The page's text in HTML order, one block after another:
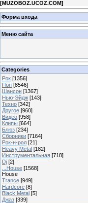
[MUZOBOZ.UCOZ.COM]
Форма входа
Меню сайта
Categories
Рок [1356]
Поп [8546]
Шансон [1367]
Нью-Эйдж [143]
Техно [342]
Другое [960]
Видео [958]
Клипы [664]
Блюз [234]
Сборники [7164]
Рок-н-рол [21]
Heavy Metal [182]
Инструментальная [718]
Dj [2]
...House [1568]
House
Trance [949]
Hardcore [8]
Black Metal [5]
Джаз [339]